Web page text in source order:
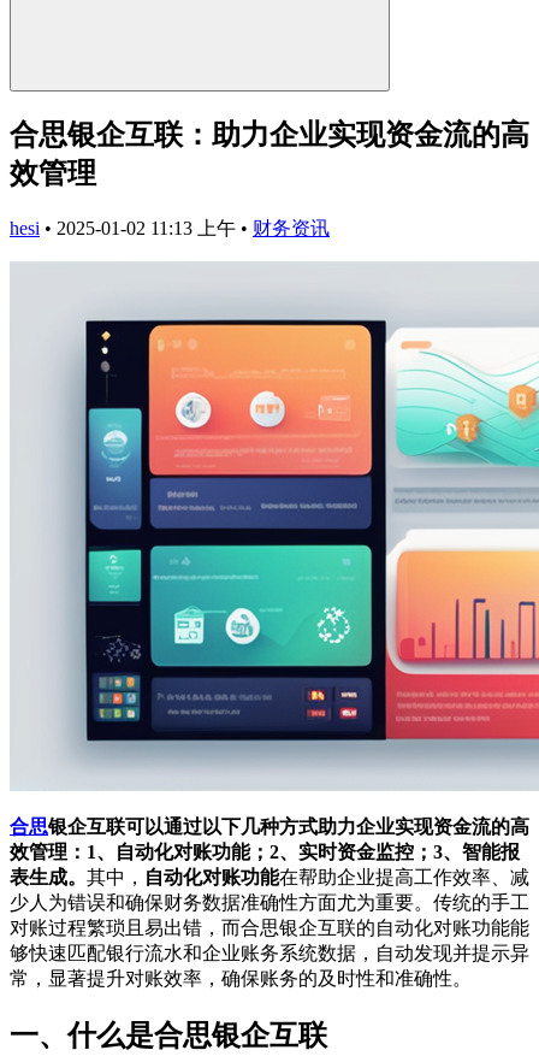
合思银企互联：助力企业实现资金流的高
效管理
hesi • 2025-01-02 11:13 上午 • 财务资讯
合思银企互联可以通过以下几种方式助力企业实现资金流的高
效管理：1、自动化对账功能；2、实时资金监控；3、智能报
表生成。 其中， 自动化对账功能在帮助企业提高工作效率、减
少人为错误和确保财务数据准确性方面尤为重要。传统的手工
对账过程繁琐且易出错，而合思银企互联的自动化对账功能能
够快速匹配银行流水和企业账务系统数据，自动发现并提示异
常，显著提升对账效率，确保账务的及时性和准确性。
一、什么是合思银企互联